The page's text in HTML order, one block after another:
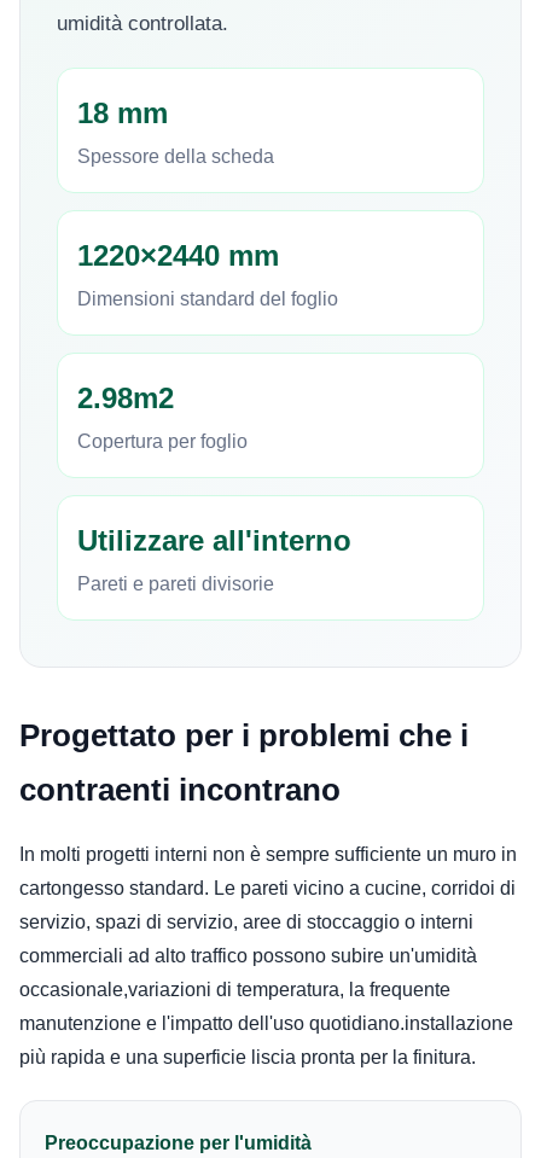
umidità controllata.
18 mm
Spessore della scheda
1220×2440 mm
Dimensioni standard del foglio
2.98m2
Copertura per foglio
Utilizzare all'interno
Pareti e pareti divisorie
Progettato per i problemi che i
contraenti incontrano
In molti progetti interni non è sempre sufficiente un muro in
cartongesso standard. Le pareti vicino a cucine, corridoi di
servizio, spazi di servizio, aree di stoccaggio o interni
commerciali ad alto traffico possono subire un'umidità
occasionale,variazioni di temperatura, la frequente
manutenzione e l'impatto dell'uso quotidiano.installazione
più rapida e una superficie liscia pronta per la finitura.
Preoccupazione per l'umidità